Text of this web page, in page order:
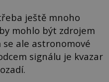
ještě mnoho
mohlo být zdrojem
ale astronomové
signálu je kvazar